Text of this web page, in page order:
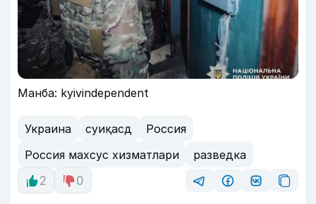
Манба: kyivindependent
Украина суиқасд
Россия
Россия махсус хизматлари
разведка
2
0